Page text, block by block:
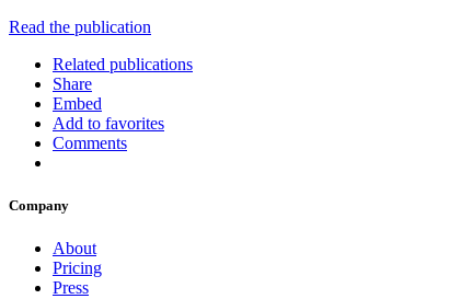
Read the publication
Related publications
Share
Embed
Add to favorites
Comments
Company
About
Pricing
Press